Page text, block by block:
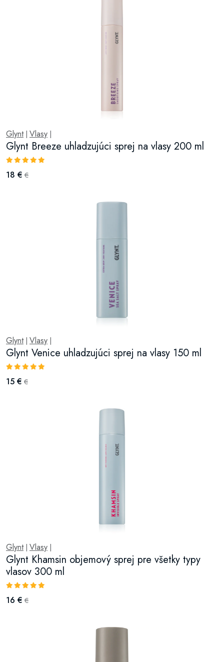
Glynt| Vlasy
Glynt Breeze uhladzujúci sprej na vlasy 200 ml
18 € €
Glynt| Vlasy
Glynt Venice uhladzujúci sprej na vlasy 150 ml
15 € €
Glynt| Vlasy
Glynt Khamsin objemový sprej pre všetky typy
vlasov 300 ml
16 € €